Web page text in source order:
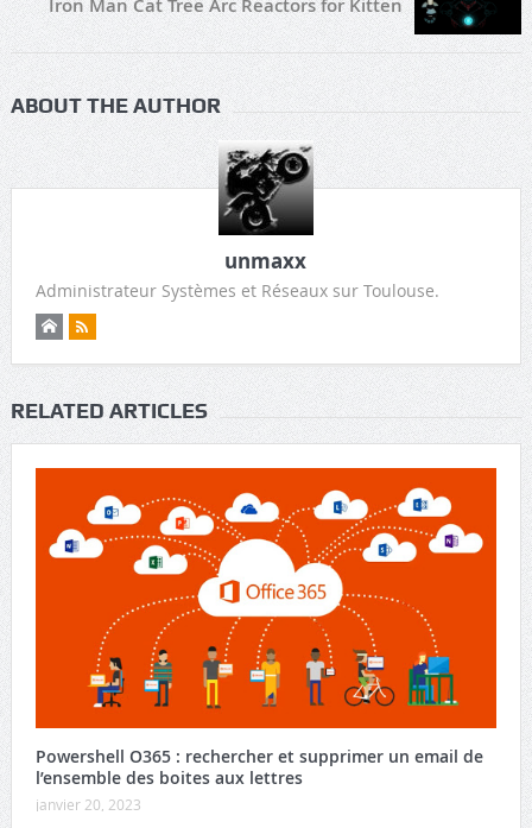
Iron Man Cat Tree Arc Reactors for Kitten
ABOUT THE AUTHOR
unmaxx
Administrateur Systèmes et Réseaux sur Toulouse.
RELATED ARTICLES
Powershell O365 : rechercher et supprimer un email de
l’ensemble des boites aux lettres
janvier 20, 2023